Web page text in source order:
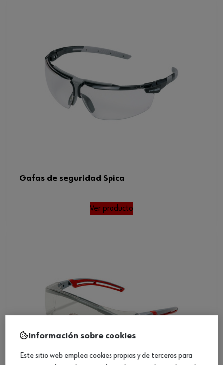
Gafas de seguridad Spica
Ver producto
Información sobre cookies
Este sitio web emplea cookies propias y de terceros para